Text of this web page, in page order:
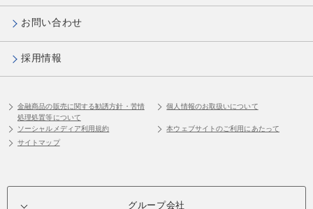
お問い合わせ
採用情報
金融商品の販売に関する勧誘方針・苦情
処理処置等について
個人情報のお取扱いについて
ソーシャルメディア利用規約
本ウェブサイトのご利用にあたって
サイトマップ
グループ会社